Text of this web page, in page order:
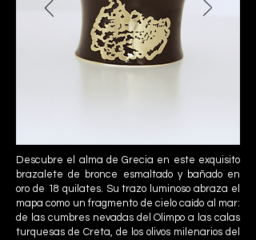
Descubre el alma de Grecia en este exquisito
brazalete de bronce esmaltado y bañado en
oro de 18 quilates. Su trazo luminoso abraza el
mapa como un fragmento de cielo caído al mar:
de las cumbres nevadas del Olimpo a las calas
turquesas de Creta, de los olivos milenarios del